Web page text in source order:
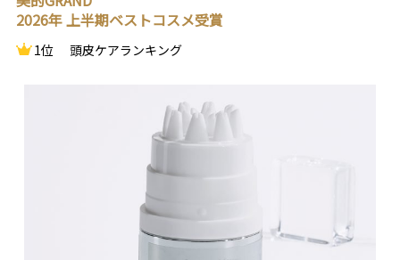
2026年 上半期ベストコスメ受賞
1位 頭皮ケアランキング